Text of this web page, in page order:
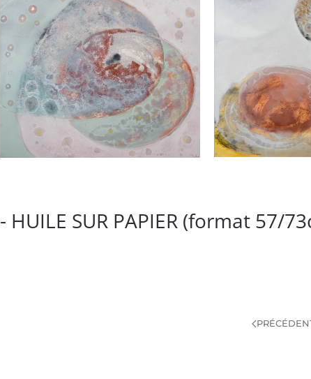
- HUILE SUR PAPIER (format 57/